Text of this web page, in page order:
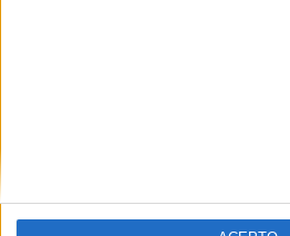
Y como regalo de agradecimiento,
gratis una copia de nuestro ebook